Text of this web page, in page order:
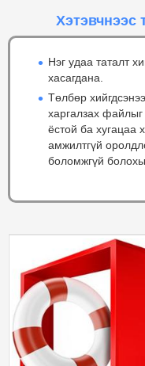
Хэтэвчнээс
Нэг удаа таталт
хасагдана.
Төлбөр
харгалзах
ёстой ба хугацаа
амжилтгүй
боломжгүй